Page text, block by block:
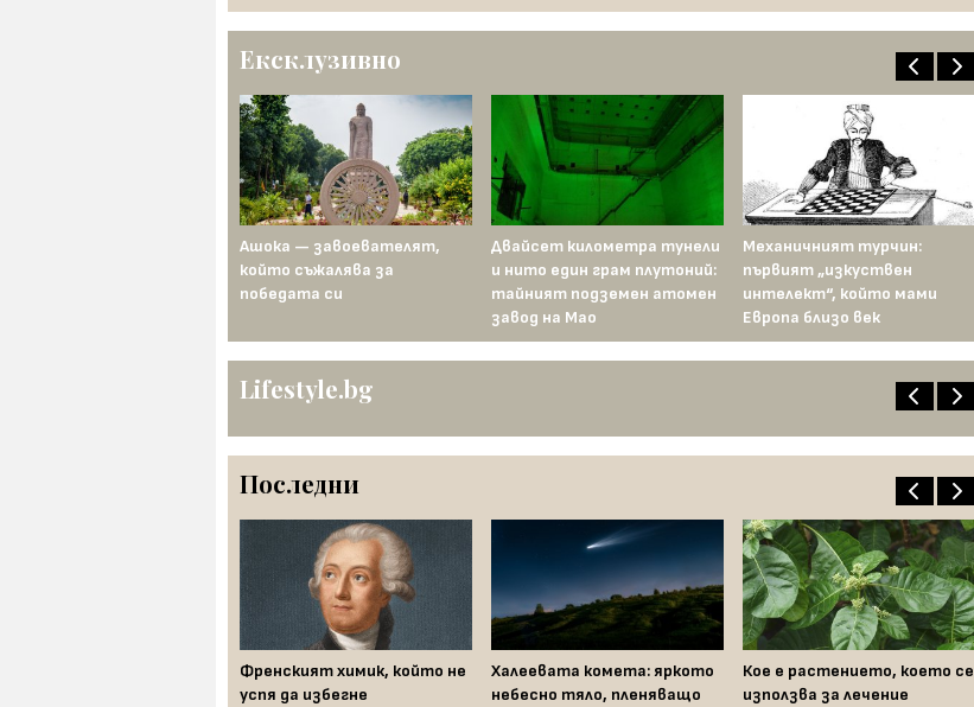
Ексклузивно
Ашока — завоевателят,
който съжалява за
победата си
Двайсет километра тунели
и нито един грам плутоний:
тайният подземен атомен
завод на Мао
Механичният турчин:
първият „изкуствен
интелект“, който мами
Европа близо век
Lifestyle.bg
Последни
Френският химик, който не
успя да избегне
Халеевата комета: яркото
небесно тяло, пленяващо
Кое е растението, което се
използва за лечение